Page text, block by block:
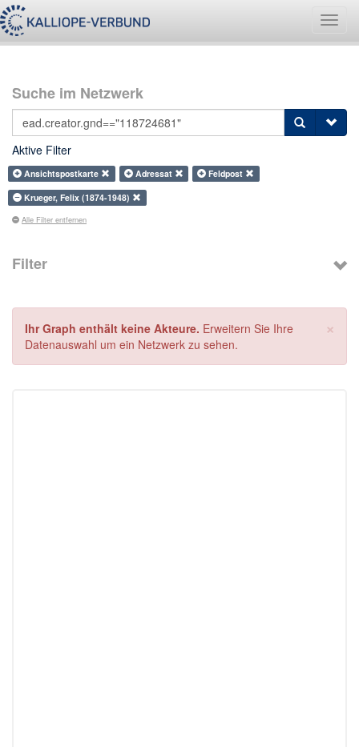
Suche im Netzwerk
Aktive Filter
Ansichtspostkarte Adressat
Feldpost
Krueger, Felix (1874-1948)
Alle Filter entfernen
Filter
×
Ihr Graph enthält keine Akteure. Erweitern Sie Ihre
Datenauswahl um ein Netzwerk zu sehen.